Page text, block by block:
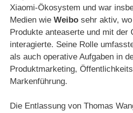
Xiaomi-Ökosystem und war
Medien wie Weibo sehr aktiv,
Produkte anteaserte und mit der
interagierte. Seine Rolle
als auch operative Aufgaben in
Produktmarketing,
Markenführung.
Die Entlassung von Thomas